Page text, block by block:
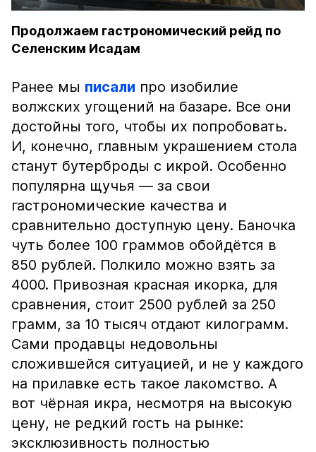
Продолжаем гастрономический рейд по
Селенским Исадам
Ранее мы писали про изобилие
волжских угощений на базаре. Все они
достойны того, чтобы их попробовать.
И, конечно, главным украшением стола
станут бутерброды с икрой. Особенно
популярна щучья — за свои
гастрономические качества и
сравнительно доступную цену. Баночка
чуть более 100 граммов обойдётся в
850 рублей. Полкило можно взять за
4000. Привозная красная икорка, для
сравнения, стоит 2500 рублей за 250
грамм, за 10 тысяч отдают килограмм.
Сами продавцы недовольны
сложившейся ситуацией, и не у каждого
на прилавке есть такое лакомство. А
вот чёрная икра, несмотря на высокую
цену, не редкий гость на рынке:
эксклюзивность полностью